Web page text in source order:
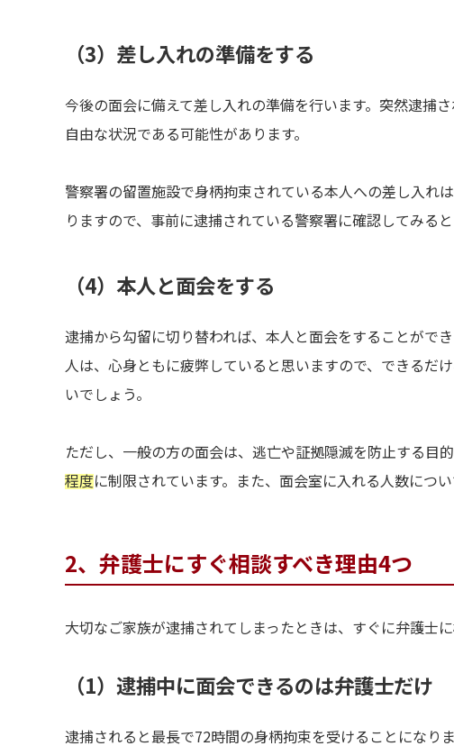
（3）差し入れの準備をする
今後の面会に備えて差し入れの準備を行います。突然逮捕
自由な状況である可能性があります。
警察署の留置施設で身柄拘束されている本人への差し入れ
りますので、事前に逮捕されている警察署に確認してみると
（4）本人と面会をする
逮捕から勾留に切り替われば、本人と面会をすることがで
人は、心身ともに疲弊していると思いますので、できるだ
いでしょう。
ただし、一般の方の面会は、逃亡や証拠隠滅を防止する目
程度に制限されています。また、面会室に入れる人数につい
2、弁護士にすぐ相談すべき理由4つ
大切なご家族が逮捕されてしまったときは、すぐに弁護士
（1）逮捕中に面会できるのは弁護士だけ
逮捕されると最長で72時間の身柄拘束を受けることになりま